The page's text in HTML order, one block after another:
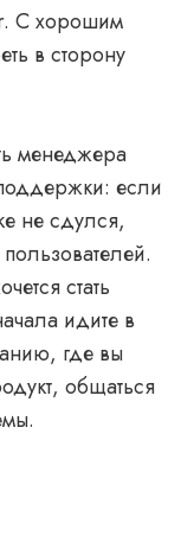
С хорошим
в сторону
менеджера
если
не сдулся,
стать
идите в
где вы
общаться